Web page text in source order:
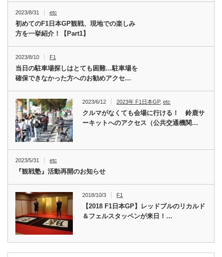
2023/8/31 etc
初めてのF1日本GP観戦、現地での楽しみ
方を一挙紹介！【Part1】
2023/8/10 F1
当日の駐車場探しはとても困難…駐車場を
確保できなかった方へのお勧めアクセ…
2023/6/12 2023年 F1日本GP,etc
クルマがなくても会場に行ける！ 鈴鹿サ
ーキットへのアクセス（公共交通機関…
2023/5/31 etc
『観戦塾』活動再開のお知らせ
2018/10/3 F1
【2018 F1日本GP】レッドブルのリカルド
＆フェルスタッペンが来日！…